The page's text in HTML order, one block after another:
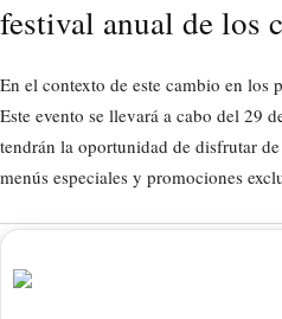
festival anual de los
En el contexto de este cambio en los
Este evento se llevará a cabo del 29
tendrán la oportunidad de disfrutar
menús especiales y promociones